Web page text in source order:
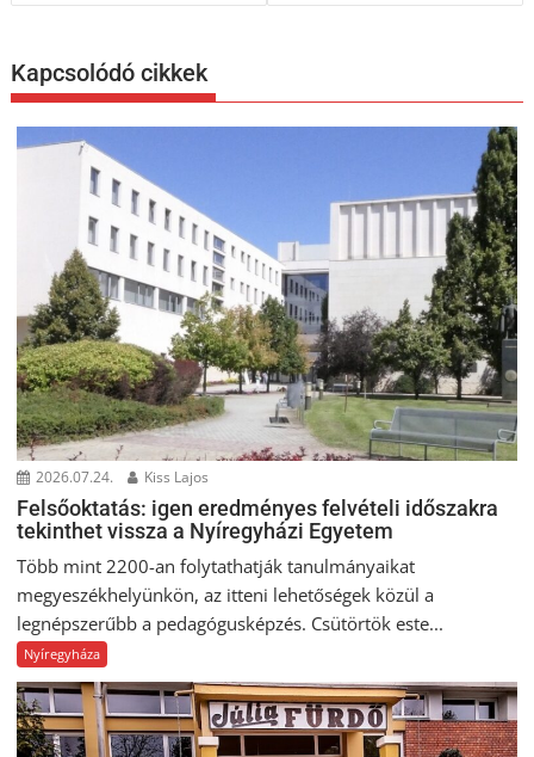
Kapcsolódó cikkek
2026.07.24. Kiss Lajos
Felsőoktatás: igen eredményes felvételi időszakra
tekinthet vissza a Nyíregyházi Egyetem
Több mint 2200-an folytathatják tanulmányaikat
megyeszékhelyünkön, az itteni lehetőségek közül a
legnépszerűbb a pedagógusképzés. Csütörtök este...
Nyíregyháza